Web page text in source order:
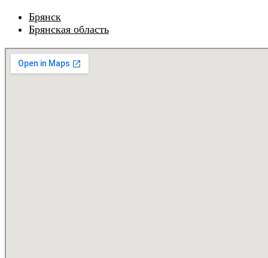
Брянск
Брянская область